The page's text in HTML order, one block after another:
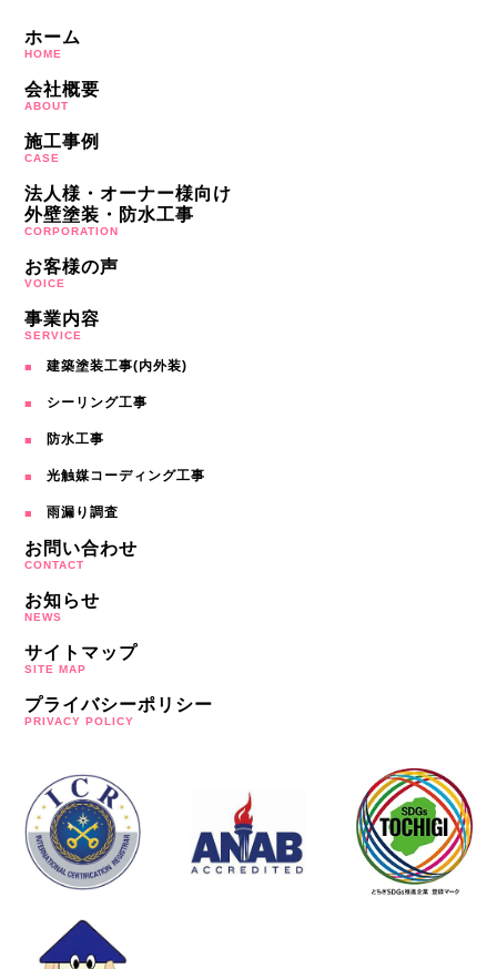
ホーム
HOME
会社概要
ABOUT
施工事例
CASE
法人様・オーナー様向け
外壁塗装・防水工事
CORPORATION
お客様の声
VOICE
事業内容
SERVICE
建築塗装工事(内外装)
シーリング工事
防水工事
光触媒コーディング工事
雨漏り調査
お問い合わせ
CONTACT
お知らせ
NEWS
サイトマップ
SITE MAP
プライバシーポリシー
PRIVACY POLICY